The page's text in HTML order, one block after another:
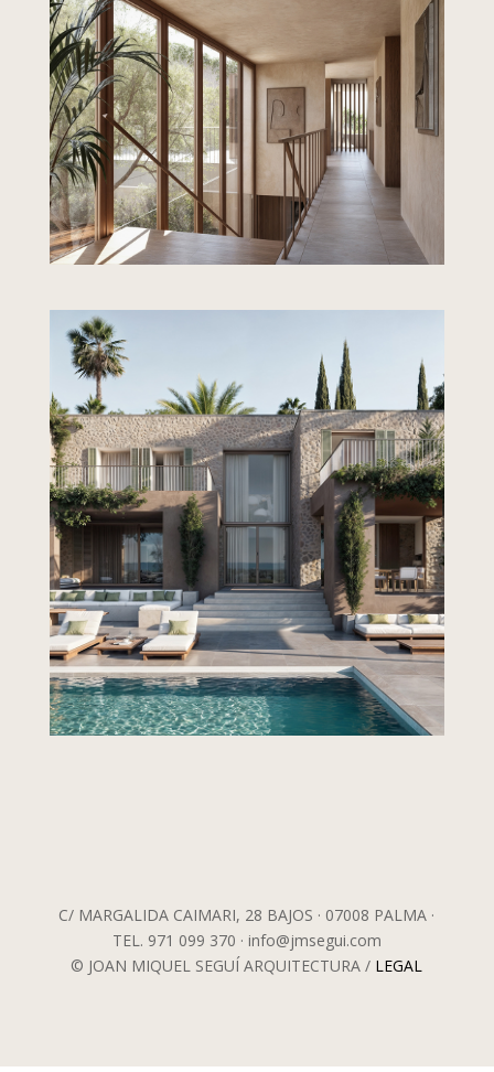
C/ MARGALIDA CAIMARI, 28 BAJOS · 07008 PALMA ·
TEL. 971 099 370 · info@jmsegui.com
© JOAN MIQUEL SEGUÍ ARQUITECTURA / LEGAL